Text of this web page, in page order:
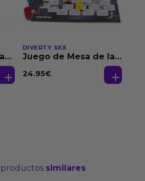
DIVERTY SEX
Juego de Mesa de las
24.95€
similares